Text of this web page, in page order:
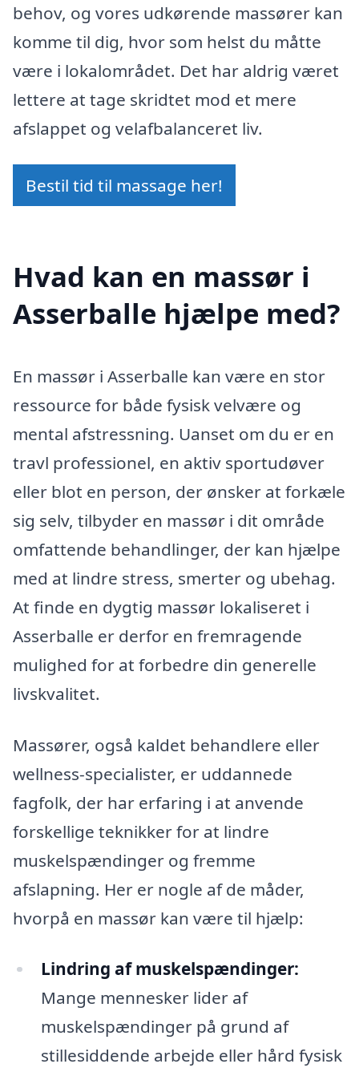
behov, og vores udkørende massører kan
komme til dig, hvor som helst du måtte
være i lokalområdet. Det har aldrig været
lettere at tage skridtet mod et mere
afslappet og velafbalanceret liv.
Bestil tid til massage her!
Hvad kan en massør i
Asserballe hjælpe med?
En massør i Asserballe kan være en stor
ressource for både fysisk velvære og
mental afstressning. Uanset om du er en
travl professionel, en aktiv sportudøver
eller blot en person, der ønsker at forkæle
sig selv, tilbyder en massør i dit område
omfattende behandlinger, der kan hjælpe
med at lindre stress, smerter og ubehag.
At finde en dygtig massør lokaliseret i
Asserballe er derfor en fremragende
mulighed for at forbedre din generelle
livskvalitet.
Massører, også kaldet behandlere eller
wellness-specialister, er uddannede
fagfolk, der har erfaring i at anvende
forskellige teknikker for at lindre
muskelspændinger og fremme
afslapning. Her er nogle af de måder,
hvorpå en massør kan være til hjælp:
Lindring af muskelspændinger:
Mange mennesker lider af
muskelspændinger på grund af
stillesiddende arbejde eller hård fysisk